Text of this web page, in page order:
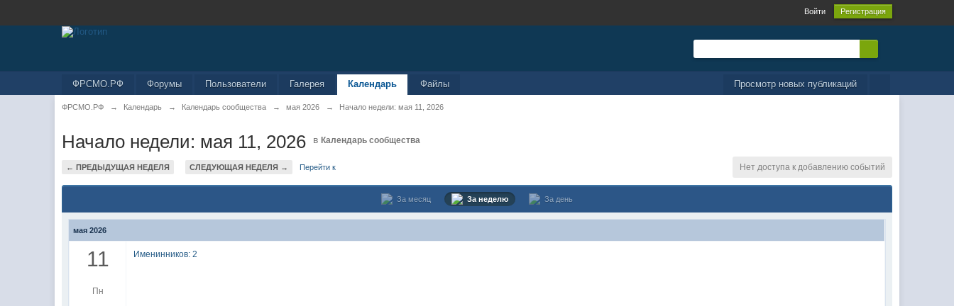
Войти Регистрация
Просмотр новых публикаций
ФРСМО.РФ Форумы Пользователи Галерея Календарь Файлы
ФРСМО.РФ → Календарь → Календарь сообщества → мая 2026 → Начало недели: мая 11, 2026
Начало недели: мая 11, 2026 вКалендарь сообщества
← ПРЕДЫДУЩАЯ НЕДЕЛЯ СЛЕДУЮЩАЯ НЕДЕЛЯ → Перейти к Нет доступа к добавлению событий
За месяц За неделю За день
мая 2026
11
Пн
Именинников: 2